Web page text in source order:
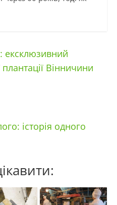
ексклюзивний
Вінничини
історія одного